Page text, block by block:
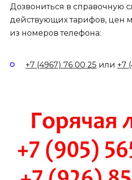
Дозвониться в справочную
действующих тарифов, цен
из номеров телефона:
+7 (4967) 76 00 25 или +7